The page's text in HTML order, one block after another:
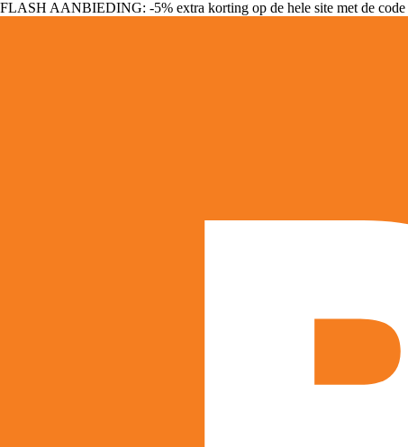
FLASH AANBIEDING: -5% extra korting op de hele site met de code